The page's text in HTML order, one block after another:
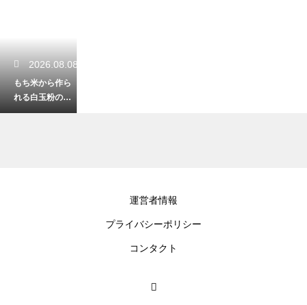
2026.08.08
もち米から作ら
れる白玉粉の独
特な製法とは？
運営者情報
プライバシーポリシー
コンタクト